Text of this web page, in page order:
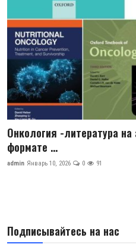
О нас
Стратегический план развития
Лента
Контакты
ГНМБ
Цифровые коллекции
Фотогалерея
Онкология -литература
формате ...
admin Январь 10, 2026 0 91
Подписывайтесь на нас